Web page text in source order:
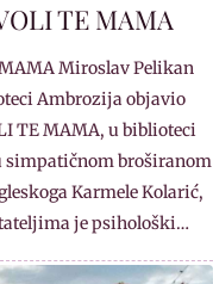
TE MAMA
Miroslav Pelikan
Ambrozija objavio
TE MAMA, u biblioteci
simpatičnom broširanom
Karmele Kolarić,
je psihološki…